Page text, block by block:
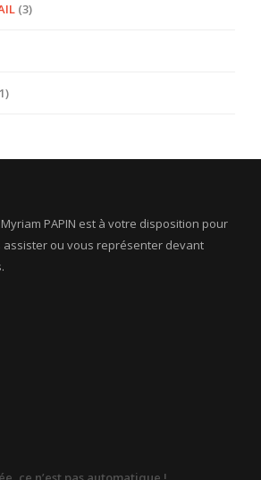
(3)
PAPIN est à votre disposition pour
assister ou vous représenter devant